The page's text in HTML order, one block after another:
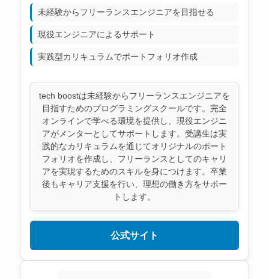
未経験からフリーランスエンジニアを目指せる
現役エンジニアによるサポート
実践型カリキュラムでポートフォリオ作成
tech boostは未経験からフリーランスエンジニアを
目指すためのプログラミングスクールです。完全
オンラインで学べる環境を提供し、現役エンジニ
アがメンターとしてサポートします。受講生は実
践的なカリキュラムを通じてオリジナルのポート
フォリオを作成し、フリーランスとしてのキャリ
アを実現するためのスキルを身につけます。卒業
後もキャリア支援を行い、理想の働き方をサポー
トします。
公式サイト